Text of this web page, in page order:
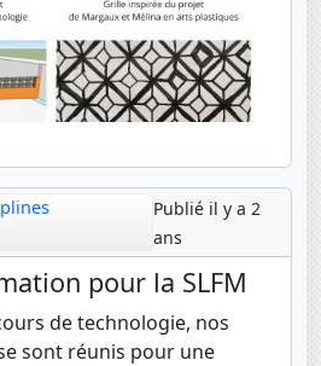
Publié il y a 2
ans
pour la SLFM
de technologie, nos
sont réunis pour une